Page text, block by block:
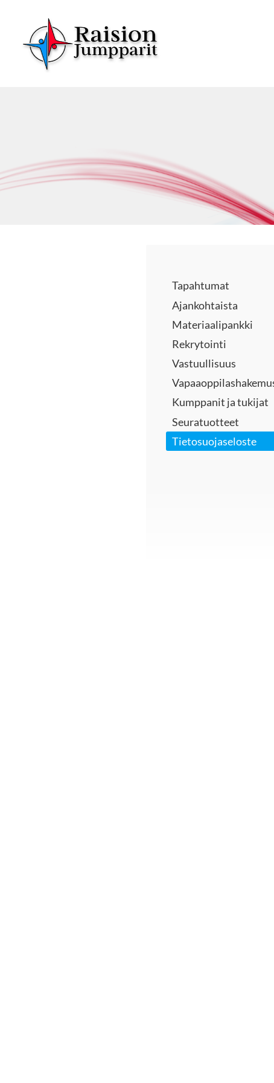
sisältöön
Raision Jumpparit - Koko perheen liikuttaja
Tapahtumat
Ajankohtaista
Materiaalipankki
Rekrytointi
Vastuullisuus
Kumppanit ja tukijat
Seuratuotteet
Tietosuojaseloste